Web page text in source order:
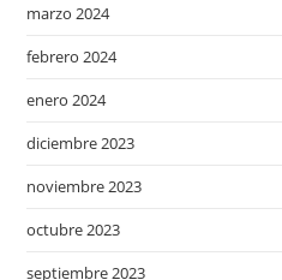
marzo 2024
febrero 2024
enero 2024
diciembre 2023
noviembre 2023
octubre 2023
septiembre 2023